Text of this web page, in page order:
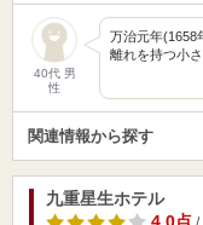
40代 男
性
万治元年(1658
離れを持つ小
関連情報から探す
九重星生ホテル